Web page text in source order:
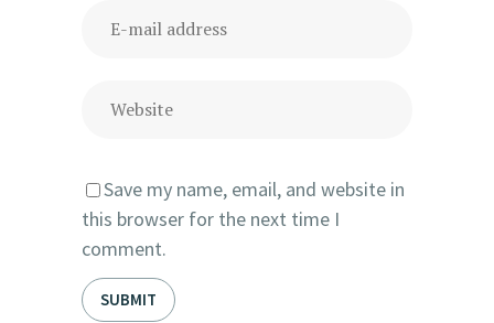
Save my name, email, and website in
this browser for the next time I
comment.